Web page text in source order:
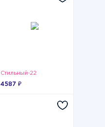
Стильный-22
4587 ₽